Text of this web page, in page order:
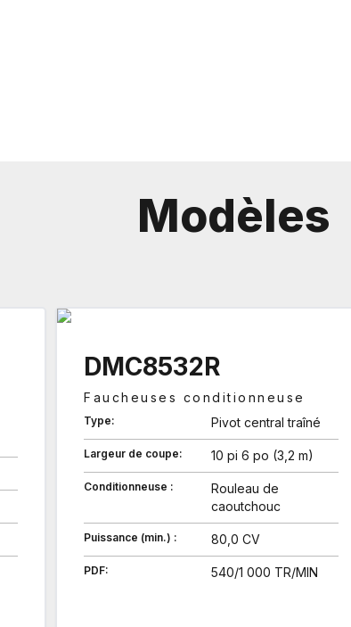
Modèles
DMC8532R
Faucheuses conditionneuse
Type: Pivot central traîné
Largeur de coupe: 10 pi 6 po (3,2 m)
Conditionneuse :
Rouleau de
caoutchouc
Puissance (min.) : 80,0 CV
PDF: 540/1 000 TR/MIN